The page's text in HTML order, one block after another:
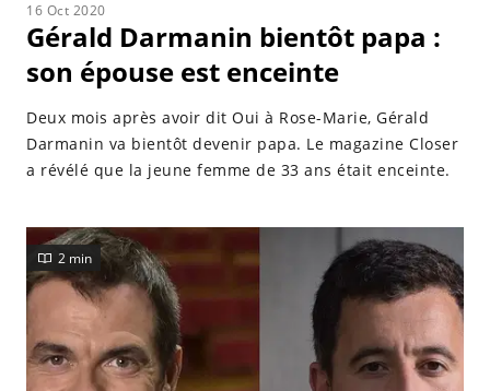
16 Oct 2020
Gérald Darmanin bientôt papa :
son épouse est enceinte
Deux mois après avoir dit Oui à Rose-Marie, Gérald
Darmanin va bientôt devenir papa. Le magazine Closer
a révélé que la jeune femme de 33 ans était enceinte.
2 min